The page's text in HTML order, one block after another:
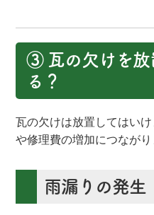
③ 瓦の欠けを放
る？
瓦の欠けは放置してはい
や修理費の増加につながり
雨漏りの発生